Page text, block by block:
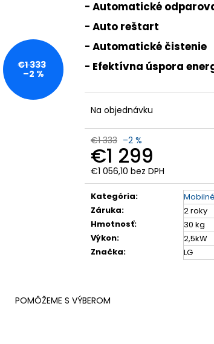
- Automatické
- Auto reštart
- Automatické čistenie
- Efektívna úspora
Na objednávku
€1 333 –2 %
€1 299
€1 056,10 bez DPH
Jednotková
cena:
Kategória:
Záruka:
2 roky
Hmotnosť:
30 kg
Výkon:
2,5kW
Značka: LG
€1 333
–2 %
POMÔŽEME S VÝBEROM